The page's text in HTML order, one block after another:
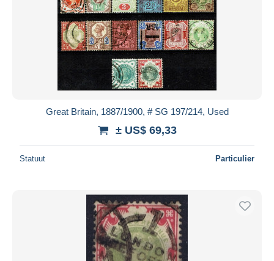
Great Britain, 1887/1900, # SG 197/214, Used
± US$ 69,33
Statuut Particulier